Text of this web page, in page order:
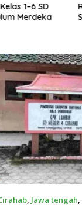
Kelas 6 SD
2
, Jawa tengah,